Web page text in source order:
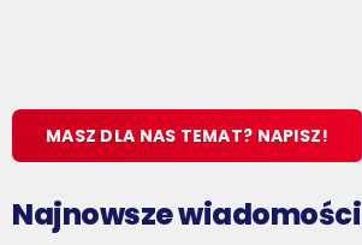
MASZ DLA NAS TEMAT? NAPISZ!
Najnowsze wiadomości